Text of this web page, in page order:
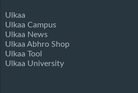
Ulkaa
Ulkaa Campus
Ulkaa News
Ulkaa Abhro Shop
Ulkaa Tool
Ulkaa University